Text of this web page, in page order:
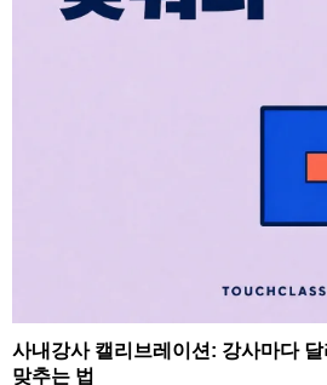
사내강사 캘리브레이션: 강사마다
맞추는 법